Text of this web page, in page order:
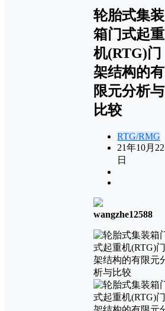
轮胎式集装
箱门式起重
机(RTG)门
架结构的有
限元分析与
比较
RTG/RMG
21年10月22
日
wangzhe12588